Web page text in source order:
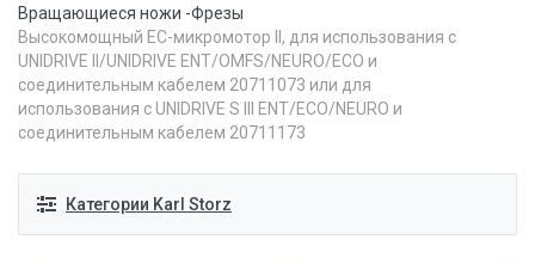
Вращающиеся ножи -Фрезы
Высокомощный ЕС-микромотор II, для использования с
UNIDRIVE II/UNIDRIVE ENT/OMFS/NEURO/ECO и
соединительным кабелем 20711073 или для
использования с UNIDRIVE S III ENT/ECO/NEURO и
соединительным кабелем 20711173
Категории Karl Storz